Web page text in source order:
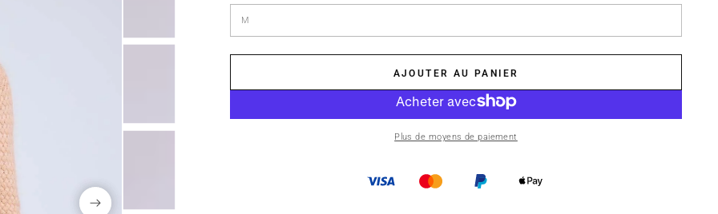
AJOUTER AU PANIER
Plus de moyens de paiement